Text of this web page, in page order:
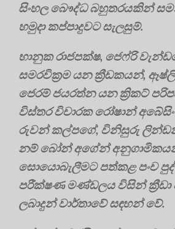
සිංහල බෞද්ධ බහුතරයකින්
හමුදා කප්පාදුවට සැලසුම්.
භානුක රාජපක්ෂ, ජෙෆ්රි
සමරවික්‍රම යන ක්‍රීඩකයන්, ඈෂ්ලි
ජෙරම් ජයරත්න යන ක්‍රිකට්
විස්තර විචාරක රෝෂාන්
රුවන් කල්පගේ, විනිසුරු
නම් බෝන් අගේන්
සොයොබැලීමට පත්කළ පංච
පරීක්ෂණ මණ්ඩලය විසින් ක්‍රීඩා
ලබාදුන් වාර්තාවේ සඳහන් වේ.